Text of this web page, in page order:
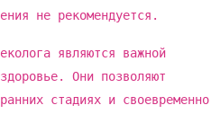
не рекомендуется.
являются важной
Они позволяют
стадиях и своевременно